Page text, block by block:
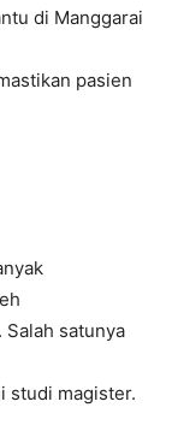
di Manggarai
pasien
Salah satunya
studi magister.